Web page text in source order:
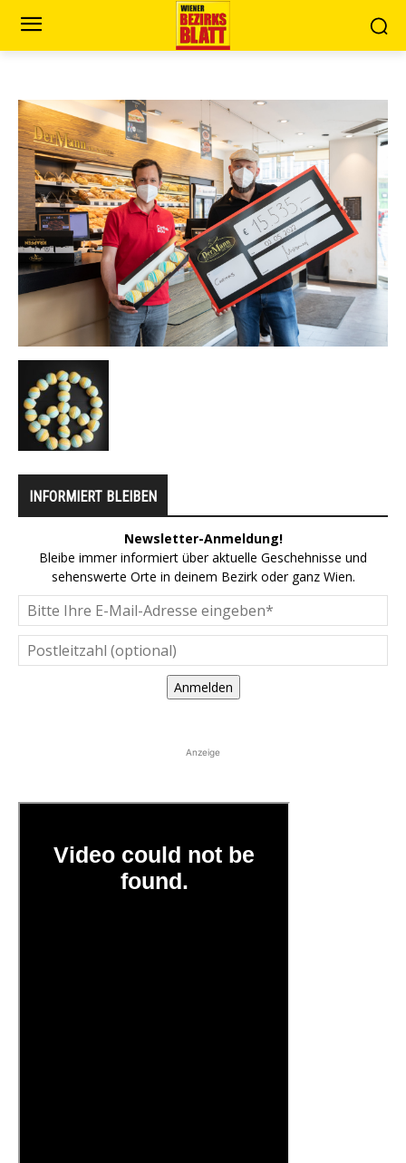
INFORMIERT BLEIBEN
Newsletter-Anmeldung!
Bleibe immer informiert über aktuelle Geschehnisse und
sehenswerte Orte in deinem Bezirk oder ganz Wien.
Anmelden
Anzeige